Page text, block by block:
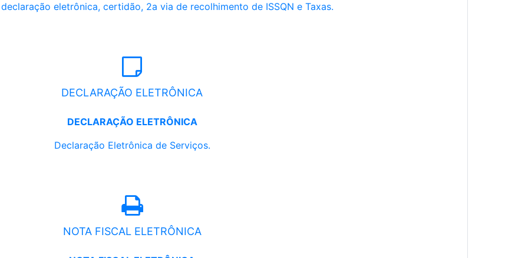
eletrônica, certidão, 2a via de recolhimento de ISSQN e Taxas.
DECLARAÇÃO ELETRÔNICA
DECLARAÇÃO ELETRÔNICA
Declaração Eletrônica de Serviços.
NOTA FISCAL ELETRÔNICA